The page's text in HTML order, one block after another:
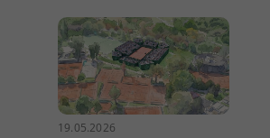
19.05.2026